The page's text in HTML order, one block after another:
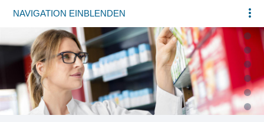
NAVIGATION EINBLENDEN